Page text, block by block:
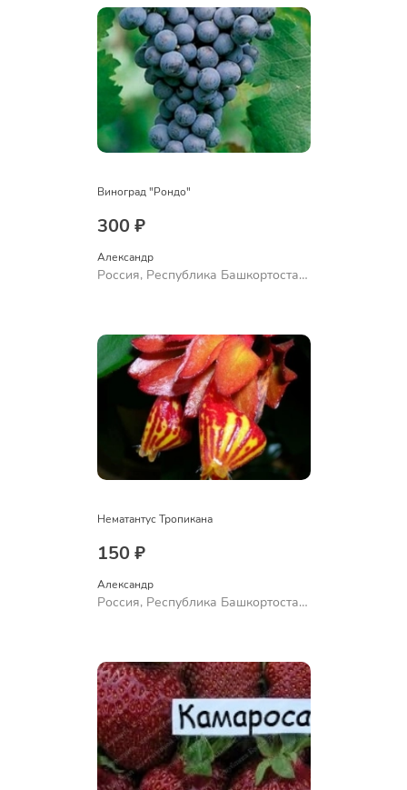
Виноград "Рондо"
300 ₽
Александр
Россия, Республика Башкортостан,
Нематантус Тропикана
150 ₽
Александр
Россия, Республика Башкортостан,